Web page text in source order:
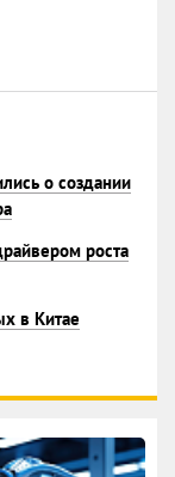
о создании
роста
в Китае